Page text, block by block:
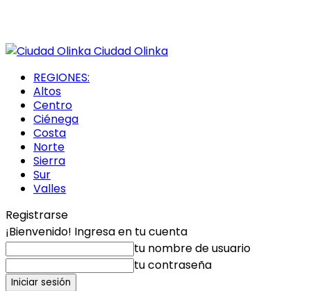
Ciudad Olinka
REGIONES:
Altos
Centro
Ciénega
Costa
Norte
Sierra
Sur
Valles
Registrarse
¡Bienvenido! Ingresa en tu cuenta
tu nombre de usuario
tu contraseña